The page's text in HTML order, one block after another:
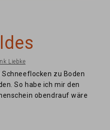
Liebke
zu Boden
So habe ich mir den
obendrauf wäre